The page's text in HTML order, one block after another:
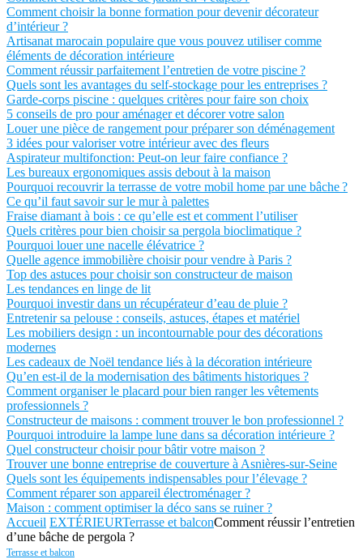
Comment choisir la bonne formation pour devenir décorateur
d’intérieur ?
Artisanat marocain populaire que vous pouvez utiliser comme
éléments de décoration intérieure
Comment réussir parfaitement l’entretien de votre piscine ?
Quels sont les avantages du self-stockage pour les entreprises ?
Garde-corps piscine : quelques critères pour faire son choix
5 conseils de pro pour aménager et décorer votre salon
Louer une pièce de rangement pour préparer son déménagement
3 idées pour valoriser votre intérieur avec des fleurs
Aspirateur multifonction: Peut-on leur faire confiance ?
Les bureaux ergonomiques assis debout à la maison
Pourquoi recouvrir la terrasse de votre mobil home par une bâche ?
Ce qu’il faut savoir sur le mur à palettes
Fraise diamant à bois : ce qu’elle est et comment l’utiliser
Quels critères pour bien choisir sa pergola bioclimatique ?
Pourquoi louer une nacelle élévatrice ?
Quelle agence immobilière choisir pour vendre à Paris ?
Top des astuces pour choisir son constructeur de maison
Les tendances en linge de lit
Pourquoi investir dans un récupérateur d’eau de pluie ?
Entretenir sa pelouse : conseils, astuces, étapes et matériel
Les mobiliers design : un incontournable pour des décorations
modernes
Les cadeaux de Noël tendance liés à la décoration intérieure
Qu’en est-il de la modernisation des bâtiments historiques ?
Comment organiser le placard pour bien ranger les vêtements
professionnels ?
Constructeur de maisons : comment trouver le bon professionnel ?
Pourquoi introduire la lampe lune dans sa décoration intérieure ?
Quel constructeur choisir pour bâtir votre maison ?
Trouver une bonne entreprise de couverture à Asnières-sur-Seine
Quels sont les équipements indispensables pour l’élevage ?
Comment réparer son appareil électroménager ?
Maison : comment optimiser la déco sans se ruiner ?
Accueil EXTÉRIEURTerrasse et balconComment réussir l’entretien
d’une bâche de pergola ?
Terrasse et balcon